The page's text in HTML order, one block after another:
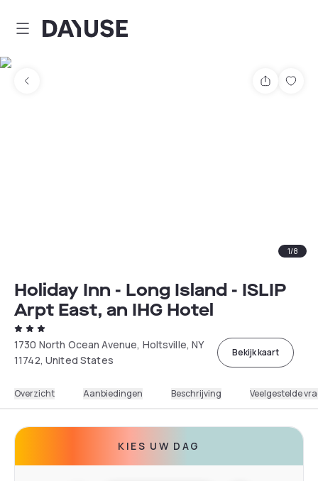
Dayuse
Delen
1/8
Holiday Inn - Long Island - ISLIP
Arpt East, an IHG Hotel
1730 North Ocean Avenue, Holtsville, NY
11742, United States
Bekijk kaart
Overzicht Aanbiedingen Beschrijving Veelgestelde
KIES UW DAG